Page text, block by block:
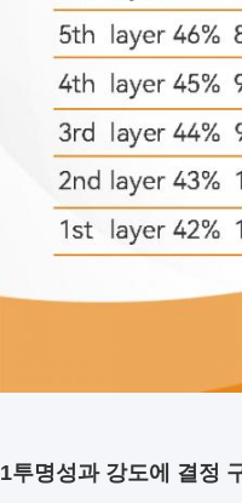
1투명성과 강도에 결정